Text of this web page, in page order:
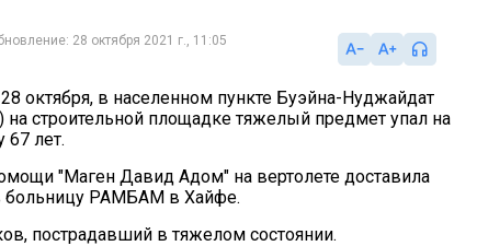
28 октября 2021 г., 11:05
октября, в населенном пункте Буэйна-Нуджайдат
на строительной площадке тяжелый предмет упал на
67 лет.
"Маген Давид Адом" на вертолете доставила
больницу РАМБАМ в Хайфе.
пострадавший в тяжелом состоянии.